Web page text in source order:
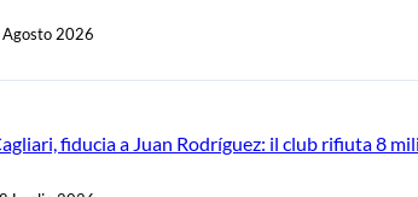
2026
fiducia a Juan Rodríguez: il club rifiuta 8